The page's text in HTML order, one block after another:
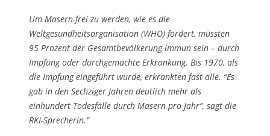
Um Masern-frei zu werden, wie es die
Weltgesundheitsorganisation (WHO) fordert, müssten
95 Prozent der Gesamtbevölkerung immun sein – durch
Impfung oder durchgemachte Erkrankung. Bis 1970, als
die Impfung eingeführt wurde, erkrankten fast alle. “Es
gab in den Sechziger Jahren deutlich mehr als
einhundert Todesfälle durch Masern pro Jahr”, sagt die
RKI-Sprecherin.”